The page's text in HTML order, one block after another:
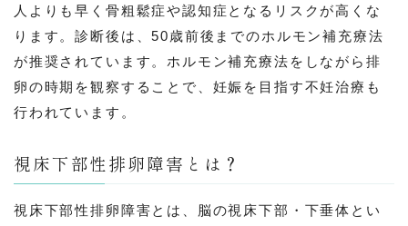
人よりも早く骨粗鬆症や認知症となるリスクが高くな
ります。診断後は、50歳前後までのホルモン補充療法
が推奨されています。ホルモン補充療法をしながら排
卵の時期を観察することで、妊娠を目指す不妊治療も
行われています。
視床下部性排卵障害とは？
視床下部性排卵障害とは、脳の視床下部・下垂体とい